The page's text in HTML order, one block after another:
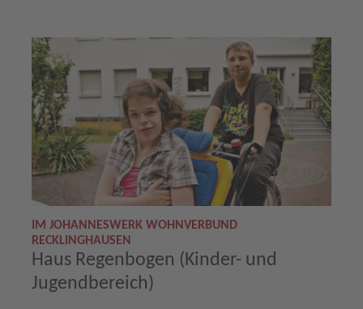
IM JOHANNESWERK WOHNVERBUND
RECKLINGHAUSEN
Haus Regenbogen (Kinder- und
Jugendbereich)